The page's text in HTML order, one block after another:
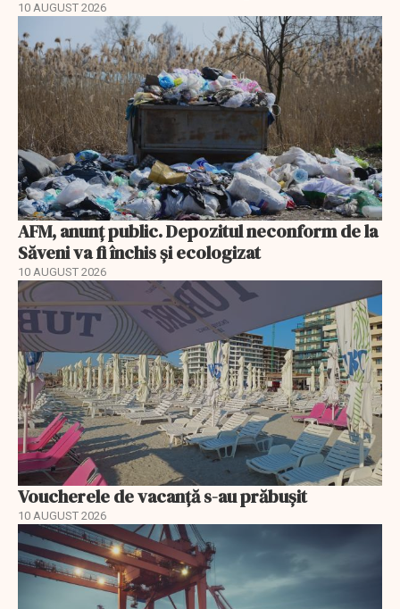
10 AUGUST 2026
AFM, anunţ public. Depozitul neconform de la
Săveni va fi închis și ecologizat
10 AUGUST 2026
Voucherele de vacanţă s-au prăbuşit
10 AUGUST 2026